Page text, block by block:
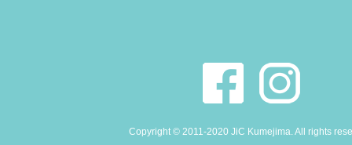
Copyright © 2011-2020 JiC Kumejima. All rights